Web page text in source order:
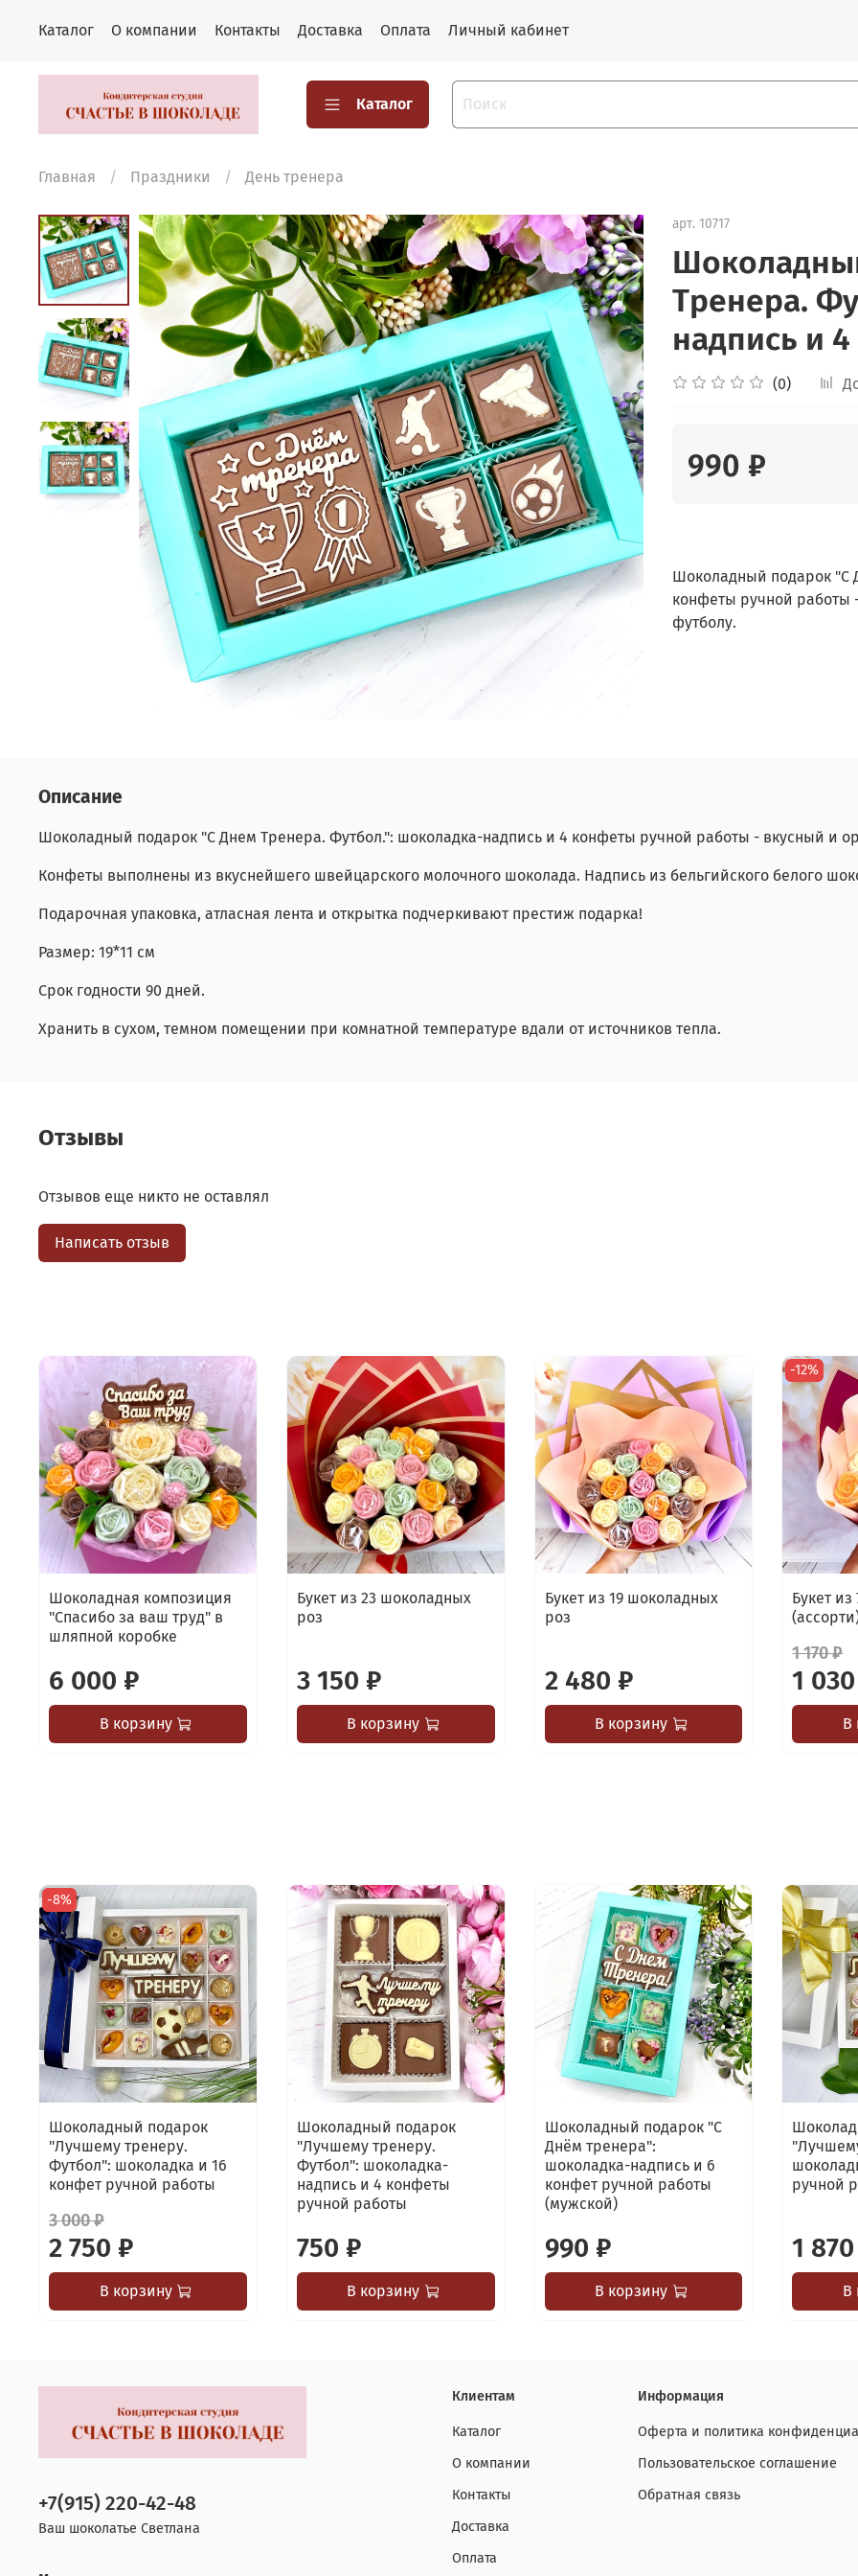
Каталог О компании Контакты Доставка Оплата Личный кабинет
Каталог
Главная Праздники День тренера
арт. 10717
Тренера.
надпись и
(0)
990 ₽
Шоколадный подарок "С
конфеты ручной работы
футболу.
Описание
Шоколадный подарок "С Днем Тренера. Футбол.": шоколадка-надпись и 4 конфеты ручной работы - вкусный и
Конфеты выполнены из вкуснейшего швейцарского молочного шоколада. Надпись из бельгийского белого
Подарочная упаковка, атласная лента и открытка подчеркивают престиж подарка!
Размер: 19*11 см
Срок годности 90 дней.
Хранить в сухом, темном помещении при комнатной температуре вдали от источников тепла.
Отзывы
Отзывов еще никто не оставлял
Написать отзыв
Шоколадная композиция
"Спасибо за ваш труд" в
шляпной коробке
6 000 ₽
В корзину
Букет из 23 шоколадных
роз
3 150 ₽
В корзину
Букет из 19 шоколадных
роз
2 480 ₽
В корзину
-12%
Букет
1 170 ₽
1
В
-8%
Шоколадный подарок
"Лучшему тренеру.
Футбол": шоколадка и 16
конфет ручной работы
3 000 ₽
2 750 ₽
В корзину
Шоколадный подарок
"Лучшему тренеру.
Футбол": шоколадка-
надпись и 4 конфеты
ручной работы
750 ₽
В корзину
Шоколадный подарок "С
Днём тренера":
шоколадка-надпись и 6
конфет ручной работы
(мужской)
990 ₽
В корзину
ручной
1
В
Клиентам
Каталог
О компании
Контакты
Доставка
Оплата
Информация
Оферта и политика
Пользовательское соглашение
Обратная связь
+7(915) 220-42-48
Ваш шоколатье Светлана